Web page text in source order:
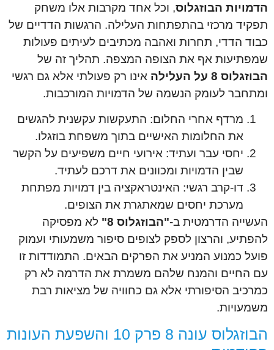
הדמויות הבוזגלוס, וכל אחד מקרבות אלו משחק
תפקיד מרכזי בהתפתחות העלילה. הרגשות הדדיים של
כבוד הדדי, תחרות ואהבה מכתיבים לעיתים פעולות
שמפתיעות אף את הצופה המצפה. תהליך זה של
הבוזגלוס 8 על העלילה
אינו רק פעולתי אלא גם רגשי
ומתחבר לעומק הנשמה של הדמויות המורכבות.
מרדף אחרי החלום: התעקשות עקשנית להגשים
את החלומות האישיים בתוך משפחת בוזגלו.
יחסי עבר ועתיד: אירועי חיים משפיעים על הקשר
שבין הדמויות ומכוונים את דרכם לעתיד.
דו-קרב רגשי: האינטראקציה בין דמויות מפתחת
מערכת יחסים שמאתגרת את הצופים.
העשייה הדרמטית ב-"הבוזגלוס 8"
לא מפסיקה
להפתיע, והרצון לספק לצופים סיפור משמעותי ועמוק
פועל כמנוע המניע את הפרקים הבאים. התמודדות זו
עם החיים והמנח שלהם משמרת את הדרמה לא רק
כמרכיב הסיפורתי אלא גם כחוויה של מציאות רבת
משמעויות.
הבוזגלוס עונה 8 פרק 10 והשפעת העונות